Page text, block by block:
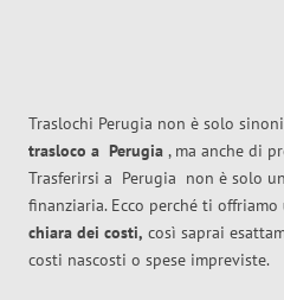
Traslochi Perugia non è solo
trasloco a Perugia , ma anche di
Trasferirsi a Perugia non è solo
finanziaria. Ecco perché ti offriamo
chiara dei costi, così saprai
costi nascosti o spese impreviste.